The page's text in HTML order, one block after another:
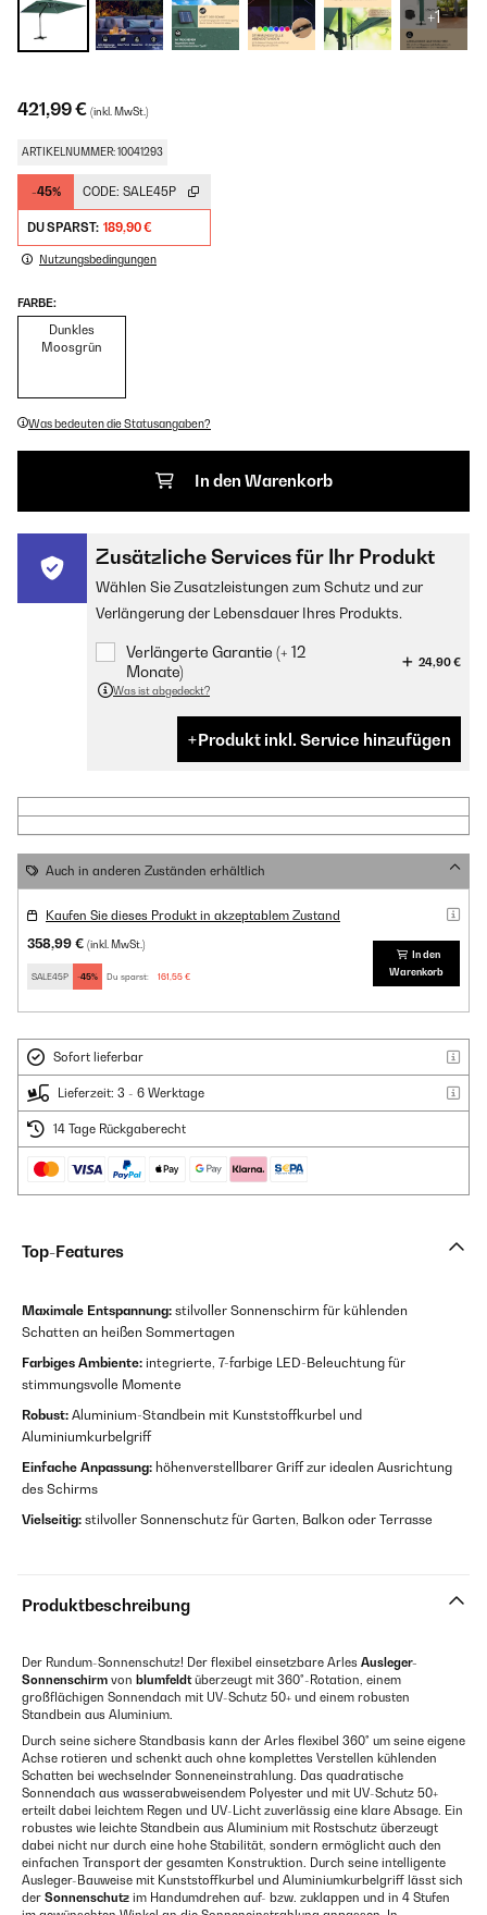
+1
421,99 € (inkl. MwSt.)
ARTIKELNUMMER: 10041293
-45% CODE: SALE45P
DU SPARST: 189,90 €
Nutzungsbedingungen
FARBE:
Dunkles
Moosgrün
Was bedeuten die Statusangaben?
In den Warenkorb
Zusätzliche Services für Ihr Produkt
Wählen Sie Zusatzleistungen zum Schutz und zur
Verlängerung der Lebensdauer Ihres Produkts.
Verlängerte Garantie (+ 12
Monate)
24,90 €
Was ist abgedeckt?
Produkt inkl. Service hinzufügen
Auch in anderen Zuständen erhältlich
Kaufen Sie dieses Produkt in akzeptablem Zustand
358,99 € (inkl. MwSt.)
SALE45P -45% Du sparst: 161,55 €
In den
Warenkorb
Sofort lieferbar
Lieferzeit: 3 - 6 Werktage
14 Tage Rückgaberecht
Top-Features
Maximale Entspannung: stilvoller Sonnenschirm für kühlenden
Schatten an heißen Sommertagen
Farbiges Ambiente: integrierte, 7-farbige LED-Beleuchtung für
stimmungsvolle Momente
Robust: Aluminium-Standbein mit Kunststoffkurbel und
Aluminiumkurbelgriff
Einfache Anpassung: höhenverstellbarer Griff zur idealen Ausrichtung
des Schirms
Vielseitig: stilvoller Sonnenschutz für Garten, Balkon oder Terrasse
Produktbeschreibung
Der Rundum-Sonnenschutz! Der flexibel einsetzbare Arles Ausleger-
Sonnenschirm von blumfeldtüberzeugt mit 360°-Rotation, einem
großflächigen Sonnendach mit UV-Schutz 50+ und einem robusten
Standbein aus Aluminium.
Durch seine sichere Standbasis kann der Arles flexibel 360° um seine eigene
Achse rotieren und schenkt auch ohne komplettes Verstellen kühlenden
Schatten bei wechselnder Sonneneinstrahlung. Das quadratische
Sonnendach aus wasserabweisendem Polyester und mit UV-Schutz 50+
erteilt dabei leichtem Regen und UV-Licht zuverlässig eine klare Absage. Ein
robustes wie leichte Standbein aus Aluminium mit Rostschutz überzeugt
dabei nicht nur durch eine hohe Stabilität, sondern ermöglicht auch den
einfachen Transport der gesamten Konstruktion. Durch seine intelligente
Ausleger-Bauweise mit Kunststoffkurbel und Aluminiumkurbelgriff lässt sich
der Sonnenschutz im Handumdrehen auf- bzw. zuklappen und in 4 Stufen